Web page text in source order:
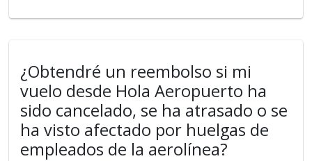
¿Obtendré un reembolso si mi
vuelo desde Hola Aeropuerto ha
sido cancelado, se ha atrasado o se
ha visto afectado por huelgas de
empleados de la aerolínea?